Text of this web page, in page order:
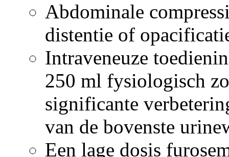
Abdominale
distentie of
Intraveneuze
250 ml fysiologisch
significante
van de bovenste
Een lage dosis